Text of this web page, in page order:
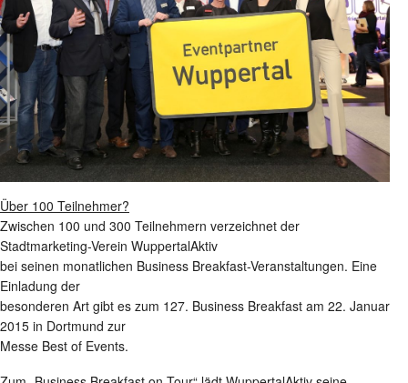
Über 100 Teilnehmer?
Zwischen 100 und 300 Teilnehmern verzeichnet der
Stadtmarketing-Verein WuppertalAktiv
bei seinen monatlichen Business Breakfast-Veranstaltungen. Eine
Einladung der
besonderen Art gibt es zum 127. Business Breakfast am 22. Januar
2015 in Dortmund zur
Messe Best of Events.